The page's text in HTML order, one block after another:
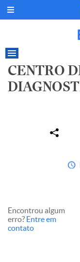
CENTRO
Encontrou algum
erro? Entre em
contato